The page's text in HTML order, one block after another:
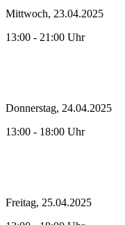
Mittwoch, 23.04.2025
13:00 - 21:00 Uhr
Donnerstag, 24.04.2025
13:00 - 18:00 Uhr
Freitag, 25.04.2025